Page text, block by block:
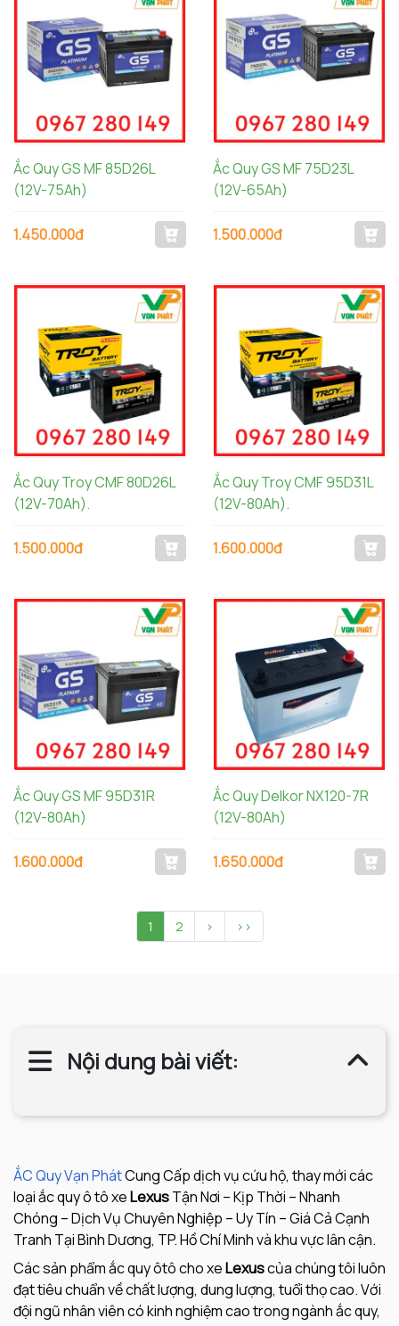
Ắc Quy GS MF 85D26L
(12V-75Ah)
1.450.000đ
Ắc Quy GS MF 75D23L
(12V-65Ah)
1.500.000đ
Ắc Quy Troy CMF 80D26L
(12V-70Ah).
1.500.000đ
Ắc Quy Troy CMF 95D31L
(12V-80Ah).
1.600.000đ
Ắc Quy GS MF 95D31R
(12V-80Ah)
1.600.000đ
Ắc Quy Delkor NX120-7R
(12V-80Ah)
1.650.000đ
1 2 > >>
Nội dung bài viết:
ẮC Quy Vạn PhátCung Cấp dịch vụ cứu hộ, thay mới các
loại ắc quy ô tô xeLexusTận Nơi – Kịp Thời – Nhanh
Chóng – Dịch Vụ Chuyên Nghiệp – Uy Tín – Giá Cả Cạnh
Tranh Tại Bình Dương, TP. Hồ Chí Minh và khu vực lân cận.
Các sản phẩm ắc quy ôtô cho xeLexuscủa chúng tôi luôn
đạt tiêu chuẩn về chất lượng, dung lượng, tuổi thọ cao. Với
đội ngũ nhân viên có kinh nghiệm cao trong ngành ắc quy,